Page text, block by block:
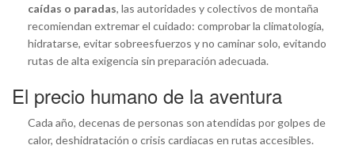
caídas o paradas, las autoridades y colectivos de montaña
recomiendan extremar el cuidado: comprobar la climatología,
hidratarse, evitar sobreesfuerzos y no caminar solo, evitando
rutas de alta exigencia sin preparación adecuada.
El precio humano de la aventura
Cada año, decenas de personas son atendidas por golpes de
calor, deshidratación o crisis cardiacas en rutas accesibles.